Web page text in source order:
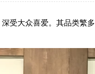
受大众喜爱。其品类繁